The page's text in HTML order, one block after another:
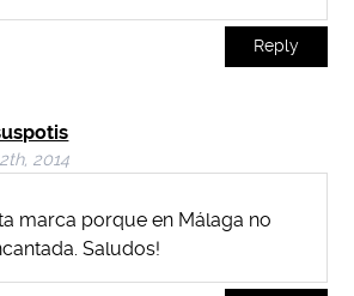
Reply
2014
marca porque en Málaga no
Saludos!